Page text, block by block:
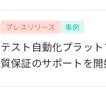
プレスリリース 事例
テスト自動化プラッ
質保証のサポートを